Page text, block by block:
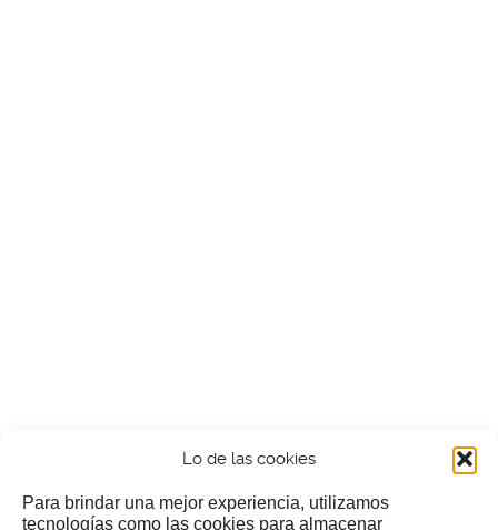
Lo de las cookies
Para brindar una mejor experiencia, utilizamos
tecnologías como las cookies para almacenar